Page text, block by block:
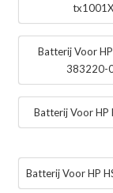
Batterij Voor
383220-
Batterij Voor HP
Batterij Voor HP